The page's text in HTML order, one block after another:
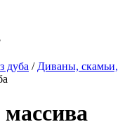
дуба / Диваны, скамьи,